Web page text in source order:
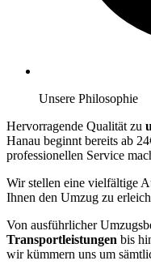
Unsere Philosophie
Hervorragende Qualität zu
Hanau beginnt bereits ab
professionellen Service
Wir stellen eine vielfältige
Ihnen den Umzug zu
Von ausführlicher
Transportleistungen bis
wir kümmern uns um